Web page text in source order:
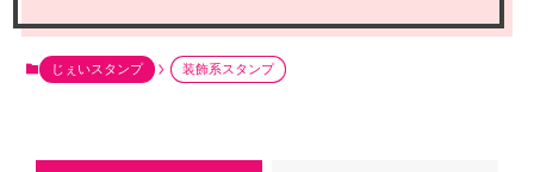
じぇいスタンプ 装飾系スタンプ